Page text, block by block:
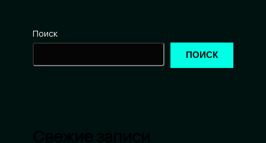
Поиск
ПОИСК